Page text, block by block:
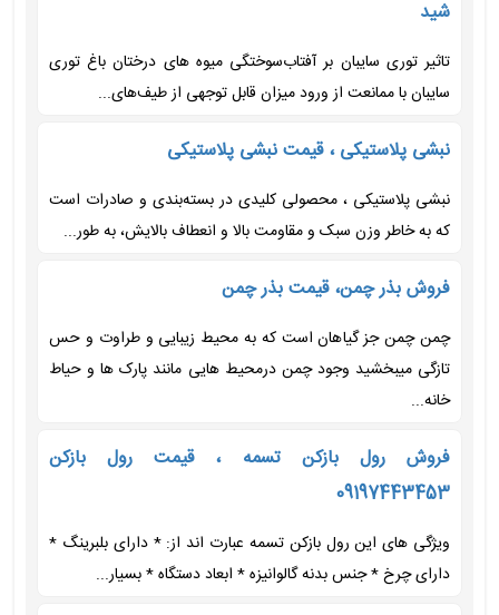
شید
تاثیر توری سایبان بر آفتاب‌سوختگی میوه های درختان باغ توری
سایبان با ممانعت از ورود میزان قابل توجهی از طیف‌های...
نبشی پلاستیکی ، قیمت نبشی پلاستیکی
نبشی پلاستیکی ، محصولی کلیدی در بسته‌بندی و صادرات است
که به خاطر وزن سبک و مقاومت بالا و انعطاف بالایش، به طور...
فروش بذر چمن، قیمت بذر چمن
چمن چمن جز گیاهان است که به محیط زیبایی و طراوت و حس
تازگی میبخشید وجود چمن درمحیط هایی مانند پارک ها و حیاط
خانه...
فروش رول بازکن تسمه ، قیمت رول بازکن
09197443453
ویژگی های این رول بازکن تسمه عبارت اند از: * دارای بلبرینگ *
دارای چرخ * جنس بدنه گالوانیزه * ابعاد دستگاه * بسیار...